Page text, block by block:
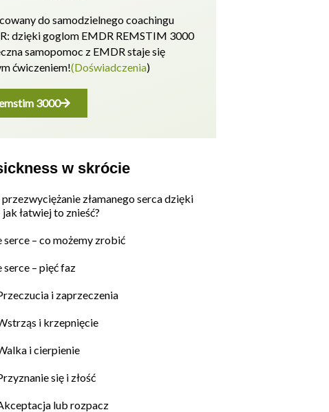
do samodzielnego coachingu
dzięki goglom EMDR REMSTIM 3000
samopomoc z EMDR staje się
ćwiczeniem!(Doświadczenia)
3000
w skrócie
złamanego serca dzięki
łatwiej to znieść?
serce – co możemy zrobić
serce – pięć faz
i zaprzeczenia
i krzepnięcie
i cierpienie
się i złość
lub rozpacz